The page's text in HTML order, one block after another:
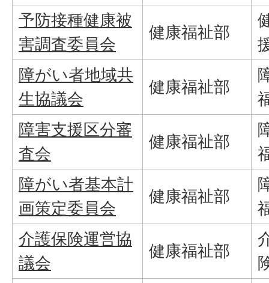
予防接種健康被
害調査委員会
健康福祉部
障がい者地域共
生協議会
健康福祉部
障害支援区分審
査会
健康福祉部
障がい者基本計
画策定委員会
健康福祉部
介護保険運営協
議会
健康福祉部